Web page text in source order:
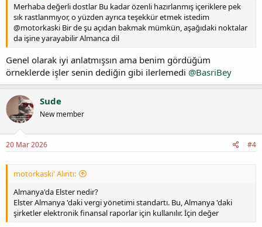
Merhaba değerli dostlar Bu kadar özenli hazırlanmış içeriklere pek
sık rastlanmıyor, o yüzden ayrıca teşekkür etmek istedim
@motorkaski Bir de şu açıdan bakmak mümkün, aşağıdaki noktalar
da işine yarayabilir Almanca dil
Genel olarak iyi anlatmışsın ama benim gördüğüm
örneklerde işler senin dediğin gibi ilerlemedi @BasriBey
Sude
New member
20 Mar 2026 #4
motorkaski' Alıntı:
Almanya'da Elster nedir?
Elster Almanya 'daki vergi yönetimi standartı. Bu, Almanya 'daki
şirketler elektronik finansal raporlar için kullanılır. İçin değer